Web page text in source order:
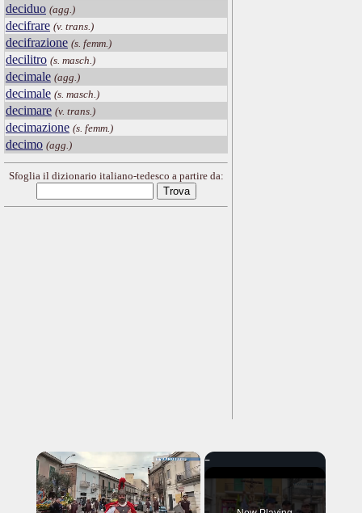
deciduo (agg.)
decifrare (v. trans.)
decifrazione (s. femm.)
decilitro (s. masch.)
decimale (agg.)
decimale (s. masch.)
decimare (v. trans.)
decimazione (s. femm.)
decimo (agg.)
Sfoglia il dizionario italiano-tedesco a partire da:
×